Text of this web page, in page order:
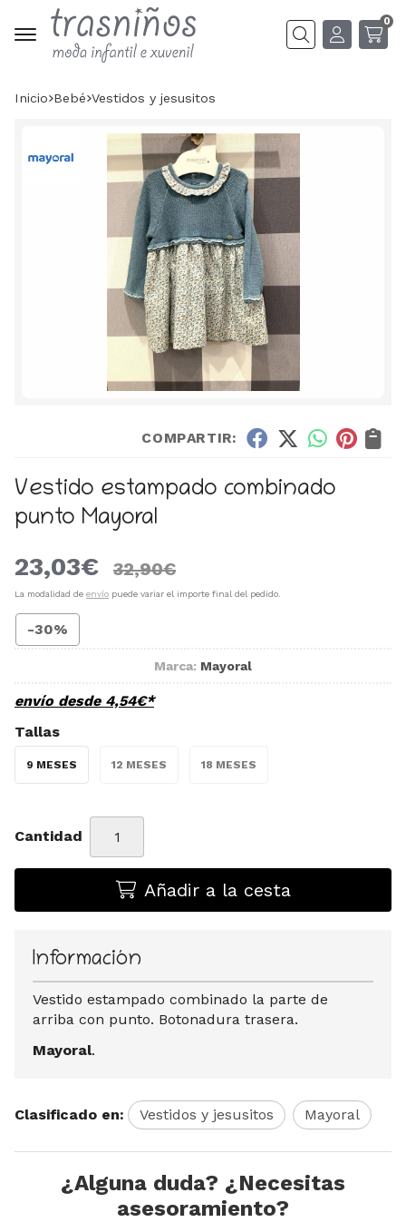
Buscar
0
Inicio bebé vestidos y jesusitos
COMPARTIR:
Vestido estampado combinado
punto Mayoral
23,03€ 32,90€
La modalidad de envío puede variar el importe final del pedido.
-30%
Marca: Mayoral
envío desde 4,54€*
Tallas
9 MESES 12 MESES 18 MESES
Cantidad
Añadir a la cesta
Información
Vestido estampado combinado la parte de
arriba con punto. Botonadura trasera.
Mayoral.
Clasificado en: Vestidos y jesusitos Mayoral
¿Alguna duda? ¿Necesitas
asesoramiento?